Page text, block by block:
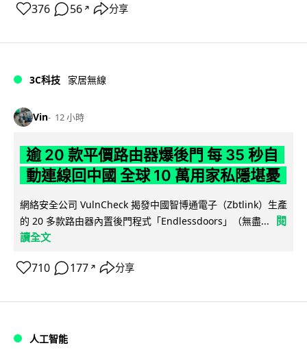
376 56 ↗ 分享
3C科技 家居無線
Vin 12 小時
逾 20 款平價路由器爆後門 每 35 秒自
動連線回中國 全球 10 萬用家私隱堪憂
網絡安全公司 VulnCheck 揭發中國智博通電子（Zbtlink）生產
的 20 多款路由器內置後門程式「Endlessdoors」（無盡...
閱
讀全文
710 177 ↗ 分享
人工智能